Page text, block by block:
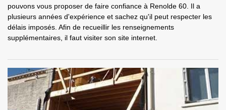
pouvons vous proposer de faire confiance à Renolde 60. Il a
plusieurs années d'expérience et sachez qu'il peut respecter les
délais imposés. Afin de recueillir les renseignements
supplémentaires, il faut visiter son site internet.